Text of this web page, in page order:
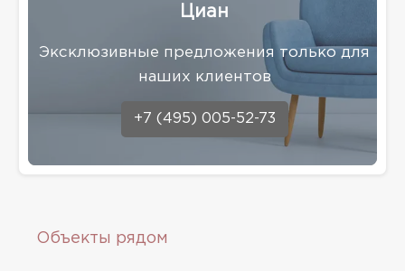
Циан
Эксклюзивные предложения только для
наших клиентов
+7 (495) 005-52-73
Объекты рядом